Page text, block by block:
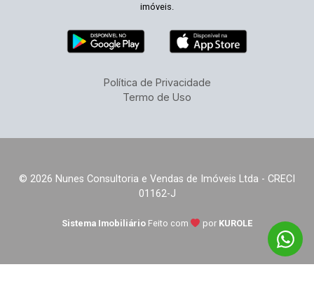
imóveis.
Política de Privacidade
Termo de Uso
© 2026 Nunes Consultoria e Vendas de Imóveis Ltda - CRECI
01162-J
Sistema Imobiliário Feito com por KUROLE